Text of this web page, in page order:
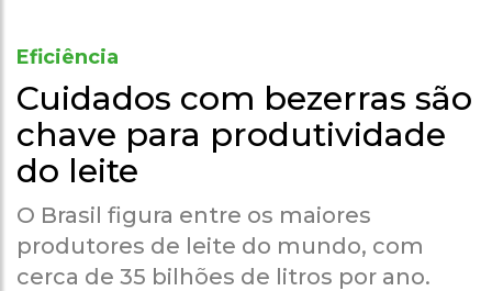
Eficiência
Cuidados com bezerras são
chave para produtividade
do leite
O Brasil figura entre os maiores
produtores de leite do mundo, com
cerca de 35 bilhões de litros por ano.